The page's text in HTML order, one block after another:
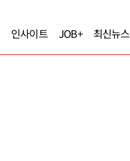
인사이트 JOB+ 최신뉴스